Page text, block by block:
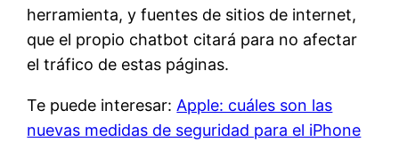
herramienta, y fuentes de sitios de internet,
que el propio chatbot citará para no afectar
el tráfico de estas páginas.
Te puede interesar: Apple: cuáles son las
nuevas medidas de seguridad para el iPhone